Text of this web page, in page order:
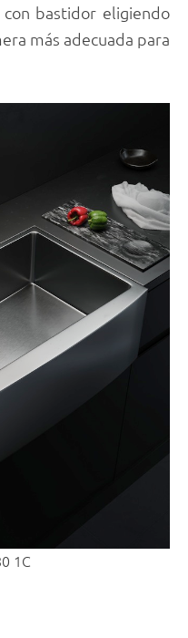
bastidor eligiendo
más adecuada para
1C